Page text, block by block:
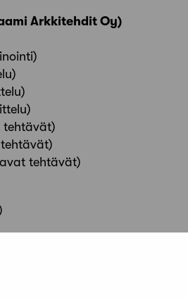
Arkkitehdit Oy)
tehtävät)
tehtävät)
Set ja MUUAN